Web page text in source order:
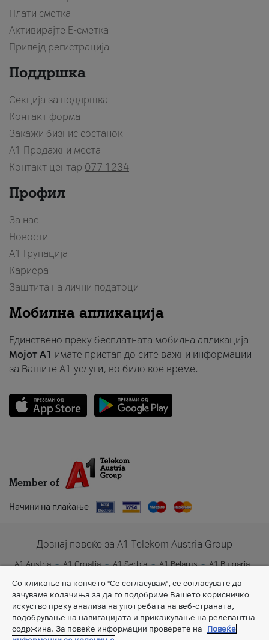
Плати сметка
Активирајте Е-сметка
Припејд регистрација
Поддршка
Секција за поддршка
Контакт форма
Закажи бизнис состанок
A1 Продажни места
Контакт центар 077 1234
Профил
За нас
Новости
А1 Групација
Кариера
Заштита на лични податоци
Мобилна апликација
Единствено преку бесплатната мобилна апликација
Мојот A1 имате пристап до сите важни информации
за Вашите A1 услуги, во било кое време.
Member of
Начини на плаќање
Дознај повеќе за A1 Telekom Austria Group
A1 Austria A1 Croatia A1 Serbia A1 Belarus
A1 Bulgaria
Со кликање на копчето "Се согласувам", се согласувате да
зачуваме колачиња за да го подобриме Вашето корисничко
искуство преку анализа на употребата на веб-страната,
подобрување на навигацијата и прикажување на релевантна
содржина. За повеќе информации проверете на
Повеќе